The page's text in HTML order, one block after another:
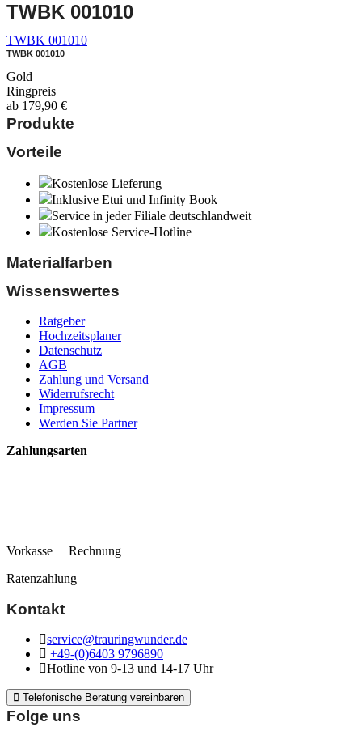
TWBK 001010
TWBK 001010
TWBK 001010
Gold
Ringpreis
ab 179,90 €
Produkte
Vorteile
Kostenlose Lieferung
Inklusive Etui und Infinity Book
Service in jeder Filiale deutschlandweit
Kostenlose Service-Hotline
Materialfarben
Wissenswertes
Ratgeber
Hochzeitsplaner
Datenschutz
AGB
Zahlung und Versand
Widerrufsrecht
Impressum
Werden Sie Partner
Zahlungsarten
Vorkasse Rechnung
Ratenzahlung
Kontakt
service@trauringwunder.de
+49-(0)6403 9796890
Hotline von 9-13 und 14-17 Uhr
Telefonische Beratung vereinbaren
Folge uns